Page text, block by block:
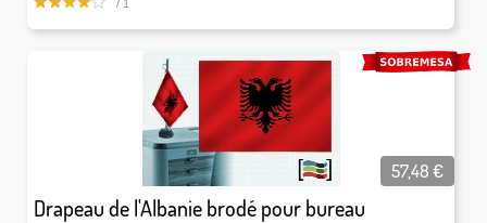
/ 1
Drapeau de l'Albanie brodé pour bureau
57,48€